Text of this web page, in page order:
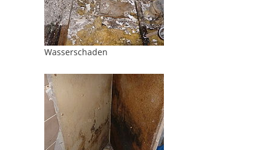
Wasserschaden